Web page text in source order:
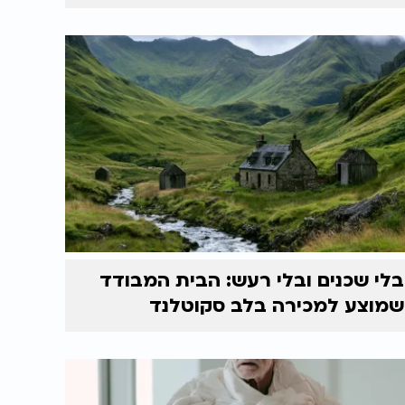
בלי שכנים ובלי רעש: הבית המבודד
שמוצע למכירה בלב סקוטלנד